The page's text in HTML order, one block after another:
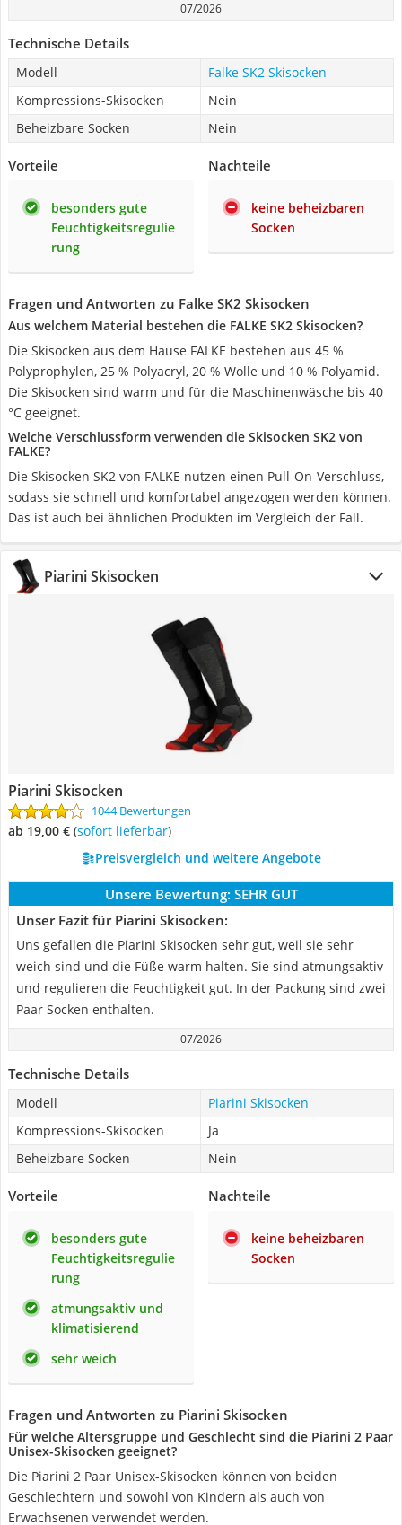
07/2026
Technische Details
Modell
Falke SK2 Skisocken
Kompressions-Skisocken
Nein
Beheizbare Socken
Nein
Vorteile
besonders gute
Feuchtigkeitsregulie
rung
Nachteile
keine beheizbaren
Socken
Fragen und Antworten zu Falke SK2 Skisocken
Aus welchem Material bestehen die FALKE SK2 Skisocken?
Die Skisocken aus dem Hause FALKE bestehen aus 45 %
Polyprophylen, 25 % Polyacryl, 20 % Wolle und 10 % Polyamid.
Die Skisocken sind warm und für die Maschinenwäsche bis 40
°C geeignet.
Welche Verschlussform verwenden die Skisocken SK2 von
FALKE?
Die Skisocken SK2 von FALKE nutzen einen Pull-On-Verschluss,
sodass sie schnell und komfortabel angezogen werden können.
Das ist auch bei ähnlichen Produkten im Vergleich der Fall.
Piarini Skisocken
Piarini Skisocken
1044 Bewertungen
ab 19,00 € ( Sofort lieferbar)
Preisvergleich und weitere Angebote
Unsere Bewertung: SEHR GUT
Unser Fazit für Piarini Skisocken:
Uns gefallen die Piarini Skisocken sehr gut, weil sie sehr
weich sind und die Füße warm halten. Sie sind atmungsaktiv
und regulieren die Feuchtigkeit gut. In der Packung sind zwei
Paar Socken enthalten.
07/2026
Technische Details
Modell
Piarini Skisocken
Kompressions-Skisocken
Ja
Beheizbare Socken
Nein
Vorteile
besonders gute
Feuchtigkeitsregulie
rung
atmungsaktiv und
klimatisierend
sehr weich
Nachteile
keine beheizbaren
Socken
Fragen und Antworten zu Piarini Skisocken
Für welche Altersgruppe und Geschlecht sind die Piarini 2 Paar
Unisex-Skisocken geeignet?
Die Piarini 2 Paar Unisex-Skisocken können von beiden
Geschlechtern und sowohl von Kindern als auch von
Erwachsenen verwendet werden.